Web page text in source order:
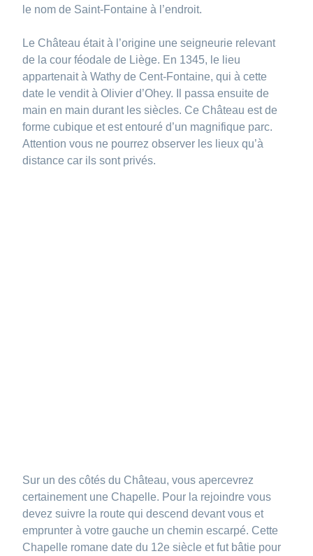
le nom de Saint-Fontaine à l’endroit.
Le Château était à l’origine une seigneurie relevant
de la cour féodale de Liège. En 1345, le lieu
appartenait à Wathy de Cent-Fontaine, qui à cette
date le vendit à Olivier d’Ohey. Il passa ensuite de
main en main durant les siècles. Ce Château est de
forme cubique et est entouré d’un magnifique parc.
Attention vous ne pourrez observer les lieux qu’à
distance car ils sont privés.
Sur un des côtés du Château, vous apercevrez
certainement une Chapelle. Pour la rejoindre vous
devez suivre la route qui descend devant vous et
emprunter à votre gauche un chemin escarpé. Cette
Chapelle romane date du 12e siècle et fut bâtie pour